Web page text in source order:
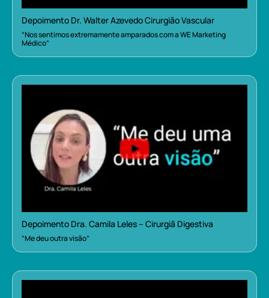
Depoimento Dr. Walter Azevedo Cirurgião Vascular
“Nos sentimos extremamente amparados com a WE Marketing
Médico”
Depoimento Dra. Camila Leles – Cirurgiã Digestiva
“Me deu outra visão”